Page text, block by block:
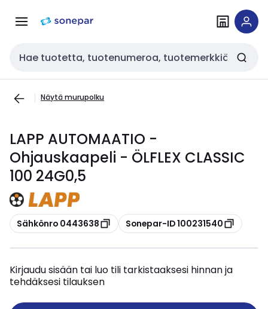
navigointiinsisältöön
Haku
Näytä murupolku
LAPP AUTOMAATIO -
Ohjauskaapeli - ÖLFLEX CLASSIC
100 24G0,5
Kopioi
Sähkönro 0443638 Kopioi
Sonepar-ID 100231540
Kirjaudu sisään tai luo tili tarkistaaksesi hinnan ja
tehdäksesi tilauksen